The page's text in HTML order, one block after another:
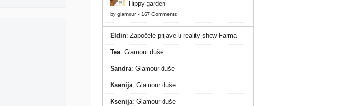
Hippy garden
by glamour - 167 Comments
Eldin: Započele prijave u reality show Farma
Tea: Glamour duše
Sandra: Glamour duše
Ksenija: Glamour duše
Ksenija: Glamour duše